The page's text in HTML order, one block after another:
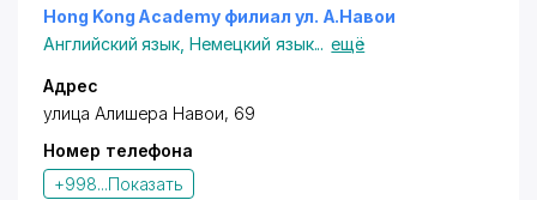
Hong Kong Academy филиал ул. А.Навои
Английский язык ,Немецкий язык... ещё
Адрес
улица Алишера Навои, 69
Номер телефона
+998...Показать